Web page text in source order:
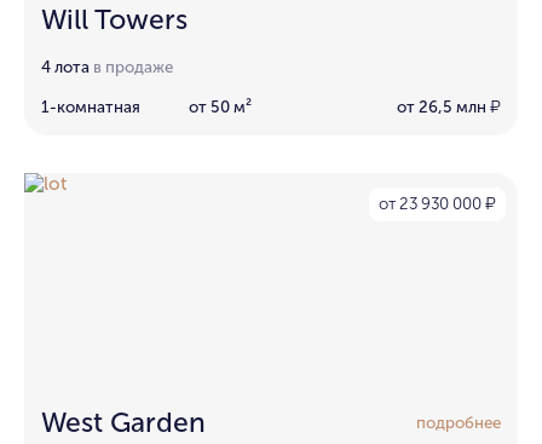
Will Towers
4 лота в продаже
1-комнатная от 50 м² от 26,5 млн ₽
от 23 930 000 ₽
West Garden подробнее